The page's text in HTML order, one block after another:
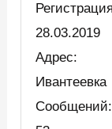
28.03.2019
Адрес:
Ивантеевка
Сообщений: